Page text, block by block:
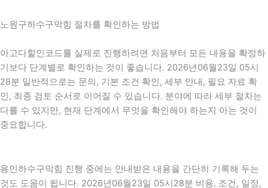
노원구하수구막힘 절차를 확인하는 방법
아고다할인코드를 실제로 진행하려면 처음부터 모든 내용을 확정하
기보다 단계별로 확인하는 것이 좋습니다. 2026년06월23일 05시
28분 일반적으로는 문의, 기본 조건 확인, 세부 안내, 필요 자료 확
인, 최종 검토 순서로 이어질 수 있습니다. 분야에 따라 세부 절차는
다를 수 있지만, 현재 단계에서 무엇을 확인해야 하는지 아는 것이
중요합니다.
용인하수구막힘 진행 중에는 안내받은 내용을 간단히 기록해 두는
것도 도움이 됩니다. 2026년06월23일 05시28분 비용, 조건, 일정,